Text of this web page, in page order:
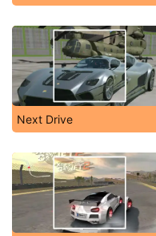
Next Drive